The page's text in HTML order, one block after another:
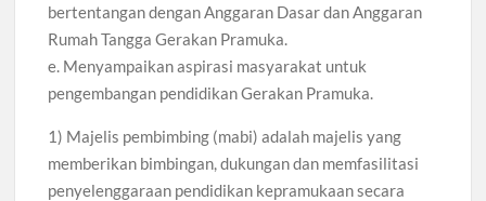
bertentangan dengan Anggaran Dasar dan Anggaran
Rumah Tangga Gerakan Pramuka.
e. Menyampaikan aspirasi masyarakat untuk
pengembangan pendidikan Gerakan Pramuka.
1) Majelis pembimbing (mabi) adalah majelis yang
memberikan bimbingan, dukungan dan memfasilitasi
penyelenggaraan pendidikan kepramukaan secara